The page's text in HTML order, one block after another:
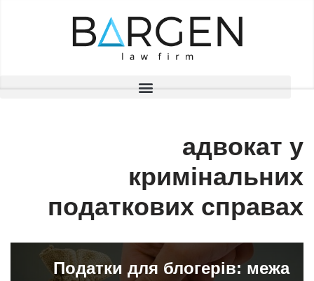
адвокат у
кримінальних
податкових справах
Податки для блогерів: межа